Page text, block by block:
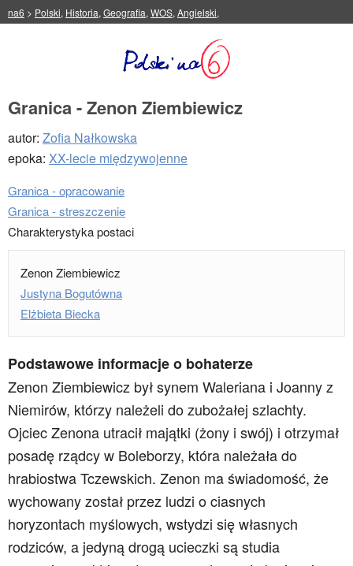
na6 > Polski, Historia, Geografia, WOS, Angielski,
Granica - Zenon Ziembiewicz
autor: Zofia Nałkowska
epoka: XX-lecie międzywojenne
Granica - opracowanie
Granica - streszczenie
Charakterystyka postaci
Zenon Ziembiewicz
Justyna Bogutówna
Elżbieta Biecka
Podstawowe informacje o bohaterze
Zenon Ziembiewicz był synem Waleriana i Joanny z
Niemirów, którzy należeli do zubożałej szlachty.
Ojciec Zenona utracił majątki (żony i swój) i otrzymał
posadę rządcy w Boleborzy, która należała do
hrabiostwa Tczewskich. Zenon ma świadomość, że
wychowany został przez ludzi o ciasnych
horyzontach myślowych, wstydzi się własnych
rodziców, a jedyną drogą ucieczki są studia